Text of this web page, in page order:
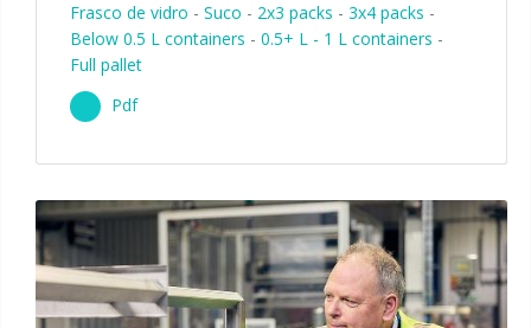
Frasco de vidro - Suco - 2x3 packs - 3x4 packs -
Below 0.5 L containers - 0.5+ L - 1 L containers -
Full pallet
Pdf